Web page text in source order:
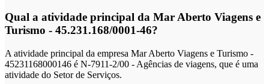
Qual a atividade principal da Mar Aberto Viagens e
Turismo - 45.231.168/0001-46?
A atividade principal da empresa Mar Aberto Viagens e Turismo -
45231168000146 é N-7911-2/00 - Agências de viagens, que é uma
atividade do Setor de Serviços.